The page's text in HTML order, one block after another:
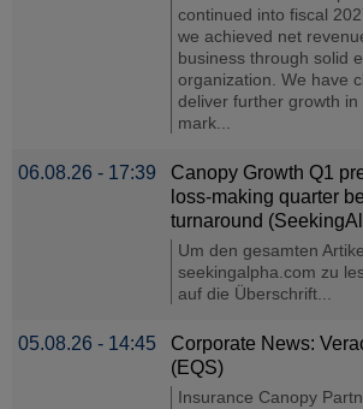
continued into fiscal
we achieved net
business through solid
organization. We have
deliver further growth
mark...
06.08.26 - 17:39
Canopy Growth Q1
loss-making quarter
turnaround
Um den gesamten
seekingalpha.com zu
auf die Überschrift...
05.08.26 - 14:45
Corporate News:
(EQS)
Insurance Canopy